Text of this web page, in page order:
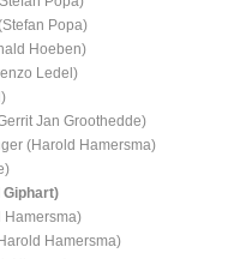
Popa)
Hoeben)
Ledel)
Jan Groothedde)
(Harold Hamersma)
Giphart)
Hamersma)
Hamersma)